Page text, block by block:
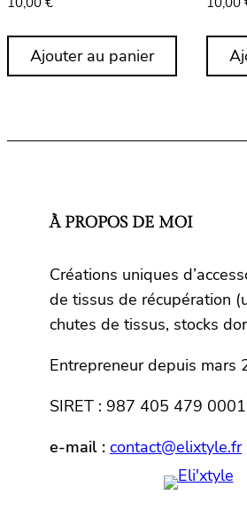
Ajouter au panier
À PROPOS DE MOI
Créations uniques
de tissus de récupération
chutes de tissus, stocks
Entrepreneur depuis mars
SIRET : 987 405 479
e-mail : contact@elixtyle.fr